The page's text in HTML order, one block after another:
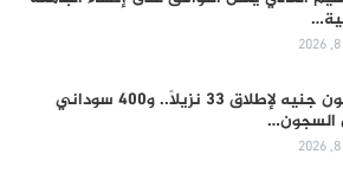
165 مليون جنيه لإطلاق 33 نزيلاً.. و400 سوداني
السجون…